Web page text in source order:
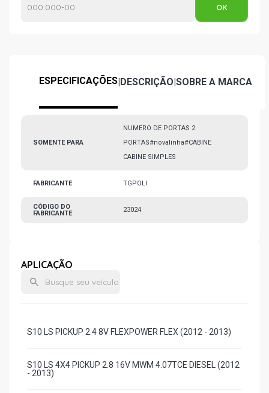
ESPECIFICAÇÕES|DESCRIÇÃO|SOBRE A MARCA
SOMENTE PARA
NUMERO DE PORTAS 2
PORTAS#novalinha#CABINE
CABINE SIMPLES
FABRICANTE TGPOLI
CÓDIGO DO
FABRICANTE
23024
APLICAÇÃO
S10 LS PICKUP 2.4 8V FLEXPOWER FLEX (2012 - 2013)
S10 LS 4X4 PICKUP 2.8 16V MWM 4.07TCE DIESEL (2012
- 2013)